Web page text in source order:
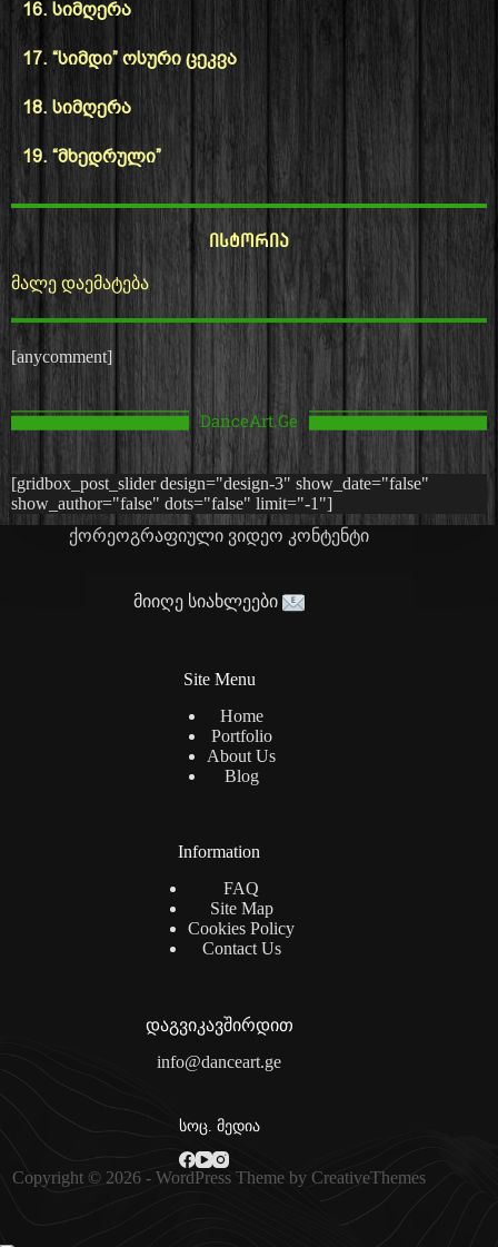
16. სიმღერა
17. “სიმდი” ოსური ცეკვა
18. სიმღერა
19. “მხედრული”
ისტორია
მალე დაემატება
[anycomment]
DanceArt.Ge
[gridbox_post_slider design="design-3" show_date="false"
show_author="false" dots="false" limit="-1"]
ქორეოგრაფიული ვიდეო კონტენტი
მიიღე სიახლეები
Site Menu
Home
Portfolio
About Us
Blog
Information
FAQ
Site Map
Cookies Policy
Contact Us
დაგვიკავშირდით
info@danceart.ge
სოც. მედია
Copyright © 2026 - WordPress Theme by CreativeThemes